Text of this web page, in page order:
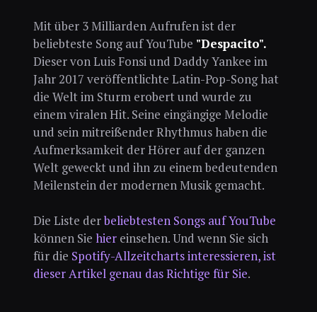
Mit über 3 Milliarden Aufrufen ist der
beliebteste Song auf YouTube "Despacito".
Dieser von Luis Fonsi und Daddy Yankee im
Jahr 2017 veröffentlichte Latin-Pop-Song hat
die Welt im Sturm erobert und wurde zu
einem viralen Hit. Seine eingängige Melodie
und sein mitreißender Rhythmus haben die
Aufmerksamkeit der Hörer auf der ganzen
Welt geweckt und ihn zu einem bedeutenden
Meilenstein der modernen Musik gemacht.
Die Liste derbeliebtesten Songs auf YouTube
können Sie hiereinsehen. Und wenn Sie sich
für die Spotify-Allzeitcharts interessieren, ist
dieser Artikel genau das Richtige für Sie.